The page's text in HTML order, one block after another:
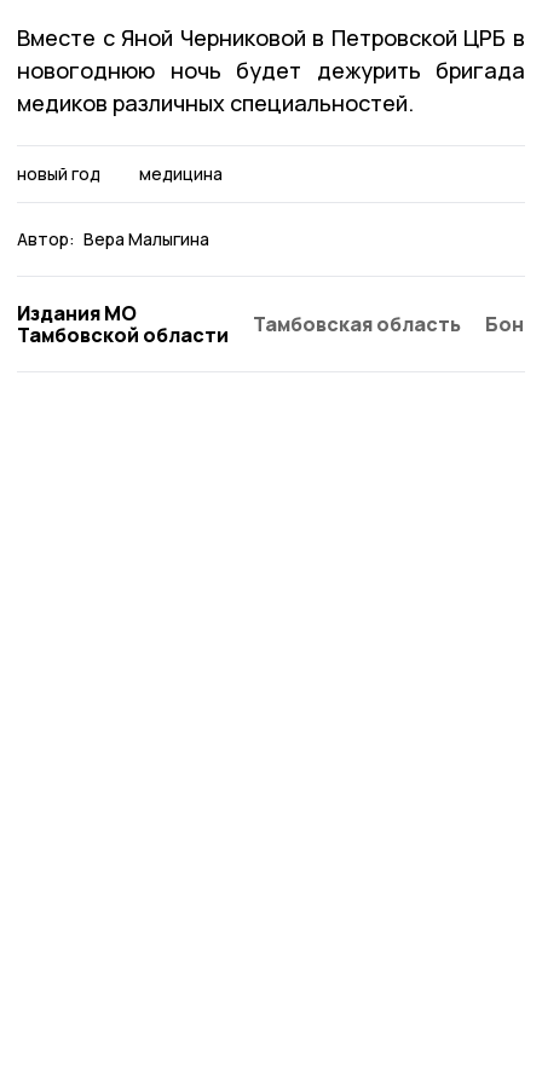
Вместе с Яной Черниковой в Петровской ЦРБ в
новогоднюю ночь будет дежурить бригада
медиков различных специальностей.
новый год медицина
Автор: Вера Малыгина
Издания МО
Тамбовской области
Тамбовская область